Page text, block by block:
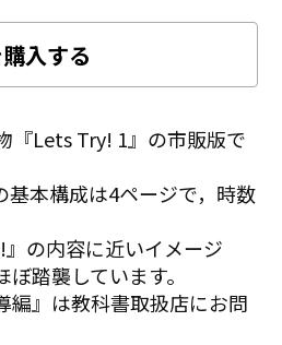
入する
『Lets Try! 1』の市販版で
本構成は4ページで，時数
の内容に近いイメージ
踏襲しています。
』は教科書取扱店にお問